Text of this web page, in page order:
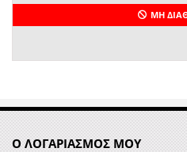
ΜΗ
Ο ΛΟΓΑΡΙΑΣΜΟΣ ΜΟΥ